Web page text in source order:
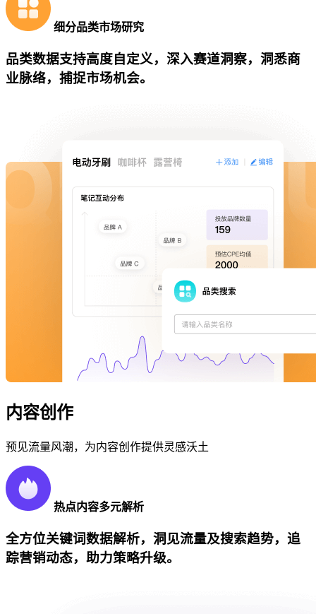
细分品类市场研究
品类数据支持高度自定义，深入赛道洞察，洞悉商
业脉络，捕捉市场机会。
内容创作
预见流量风潮，为内容创作提供灵感沃土
热点内容多元解析
全方位关键词数据解析，洞见流量及搜索趋势，追
踪营销动态，助力策略升级。